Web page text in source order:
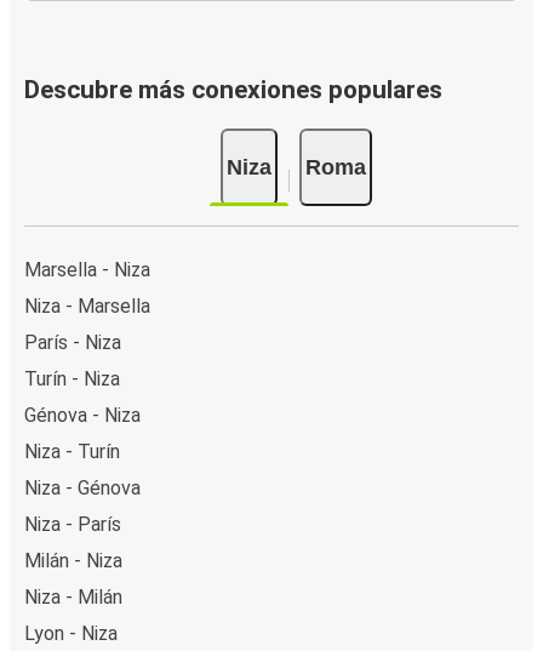
Descubre más conexiones populares
Niza Roma
Marsella - Niza
Niza - Marsella
París - Niza
Turín - Niza
Génova - Niza
Niza - Turín
Niza - Génova
Niza - París
Milán - Niza
Niza - Milán
Lyon - Niza